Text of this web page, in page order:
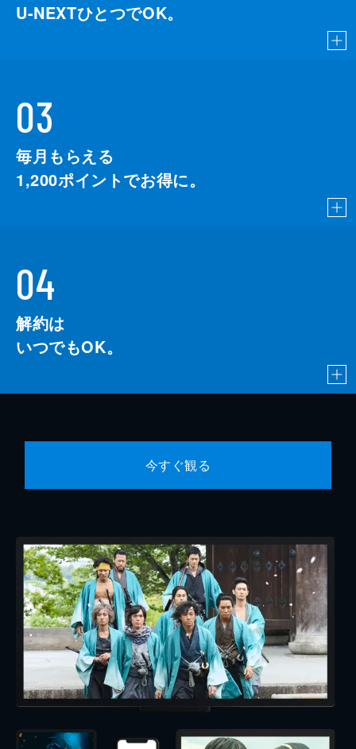
U-NEXTひとつでOK。
03
毎月もらえる
1,200ポイントでお得に。
04
解約は
いつでもOK。
今すぐ観る